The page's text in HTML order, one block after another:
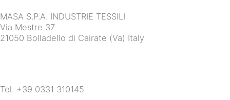
MASA S.P.A. INDUSTRIE TESSILI
Via Mestre 37
21050 Bolladello di Cairate (Va) Italy
Tel. +39 0331 310145